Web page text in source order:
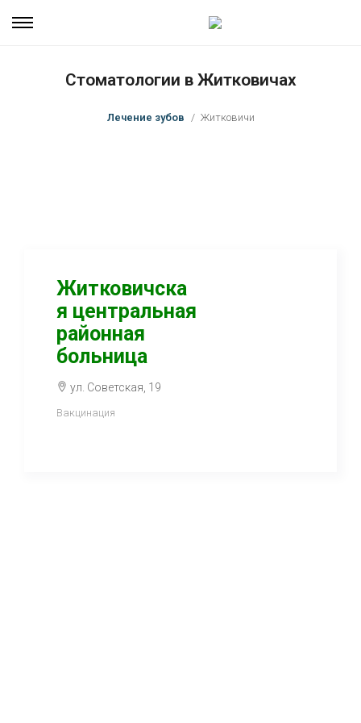
Стоматологии в Житковичах
Лечение зубов Житковичи
Житковичска
я центральная
районная
больница
ул. Советская, 19
Вакцинация